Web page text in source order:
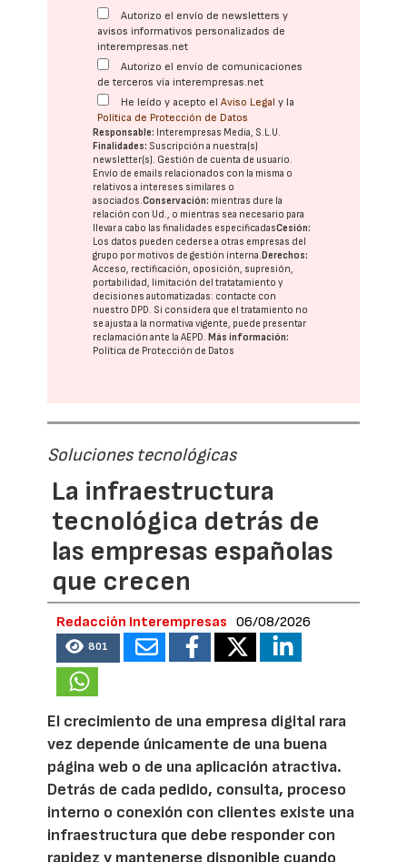
Autorizo el envío de newsletters y
avisos informativos personalizados de
interempresas.net
Autorizo el envío de comunicaciones
de terceros vía interempresas.net
He leído y acepto elAviso Legal y la
Política de Protección de Datos
Responsable: Interempresas Media, S.L.U.
Finalidades: Suscripción a nuestra(s)
newsletter(s). Gestión de cuenta de usuario.
Envío de emails relacionados con la misma o
relativos a intereses similares o
asociados.Conservación: mientras dure la
relación con Ud., o mientras sea necesario para
llevar a cabo las finalidades especificadasCesión:
Los datos pueden cederse a otras empresas del
grupo por motivos de gestión interna.Derechos:
Acceso, rectificación, oposición, supresión,
portabilidad, limitación del tratatamiento y
decisiones automatizadas: contacte con
nuestro DPD. Si considera que el tratamiento no
se ajusta a la normativa vigente, puede presentar
reclamación ante laAEPD.Más información:
Política de Protección de Datos
Soluciones tecnológicas
La infraestructura
tecnológica detrás de
las empresas españolas
que crecen
Redacción Interempresas 06/08/2026
801
El crecimiento de una empresa digital rara
vez depende únicamente de una buena
página web o de una aplicación atractiva.
Detrás de cada pedido, consulta, proceso
interno o conexión con clientes existe una
infraestructura que debe responder con
rapidez y mantenerse disponible cuando